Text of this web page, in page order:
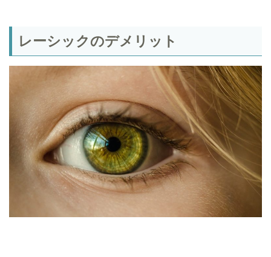
レーシックのデメリット